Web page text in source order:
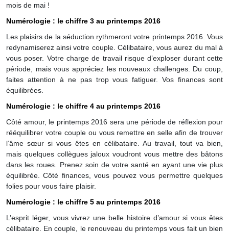
mois de mai !
Numérologie : le chiffre 3 au printemps 2016
Les plaisirs de la séduction rythmeront votre printemps 2016. Vous
redynamiserez ainsi votre couple. Célibataire, vous aurez du mal à
vous poser. Votre charge de travail risque d’exploser durant cette
période, mais vous appréciez les nouveaux challenges. Du coup,
faites attention à ne pas trop vous fatiguer. Vos finances sont
équilibrées.
Numérologie : le chiffre 4 au printemps 2016
Côté amour, le printemps 2016 sera une période de réflexion pour
rééquilibrer votre couple ou vous remettre en selle afin de trouver
l’âme sœur si vous êtes en célibataire. Au travail, tout va bien,
mais quelques collègues jaloux voudront vous mettre des bâtons
dans les roues. Prenez soin de votre santé en ayant une vie plus
équilibrée. Côté finances, vous pouvez vous permettre quelques
folies pour vous faire plaisir.
Numérologie : le chiffre 5 au printemps 2016
L’esprit léger, vous vivrez une belle histoire d’amour si vous êtes
célibataire. En couple, le renouveau du printemps vous fait un bien